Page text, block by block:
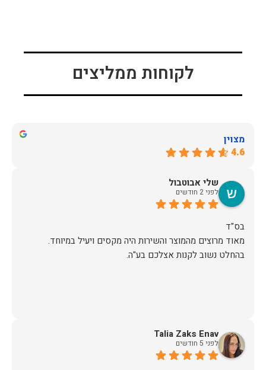
לקוחות ממליצים
מצוין
4.6
שלי אבוטבול
לפני 2 חודשים
מאוד מרוצים מהמוצר והשירות היה מקסים ויעיל במיוחד.
בהחלט נשוב לקנות אצלכם בע"ה.
Talia Zaks Enav
לפני 5 חודשים